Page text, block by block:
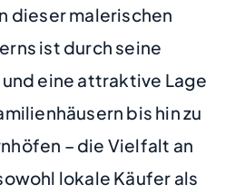
dieser malerischen
ist durch seine
eine attraktive Lage
bis hin zu
– die Vielfalt an
lokale Käufer als